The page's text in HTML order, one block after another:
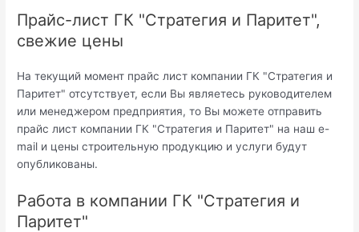
Прайс-лист ГК "Стратегия и Паритет",
свежие цены
На текущий момент прайс лист компании ГК "Стратегия и
Паритет" отсутствует, если Вы являетесь руководителем
или менеджером предприятия, то Вы можете отправить
прайс лист компании ГК "Стратегия и Паритет" на наш e-
mail и цены строительную продукцию и услуги будут
опубликованы.
Работа в компании ГК "Стратегия и
Паритет"